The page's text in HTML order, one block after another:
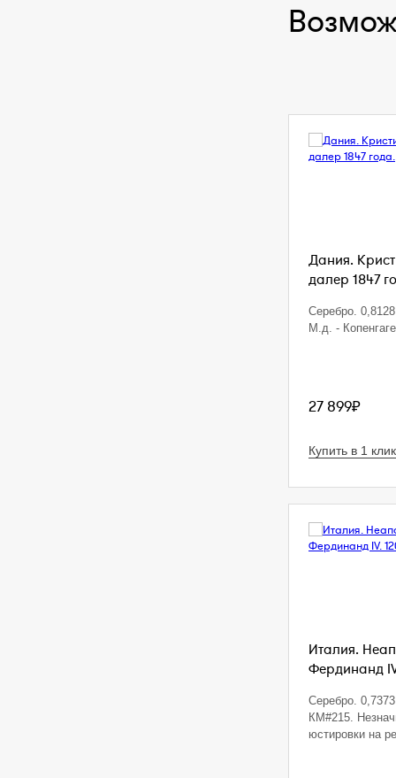
Дания.
далер 1847
Серебро.
М.д. -
27 899₽
Купить в 1 клик
Италия.
Фердинанд
Серебро.
КМ#215.
юстировки на